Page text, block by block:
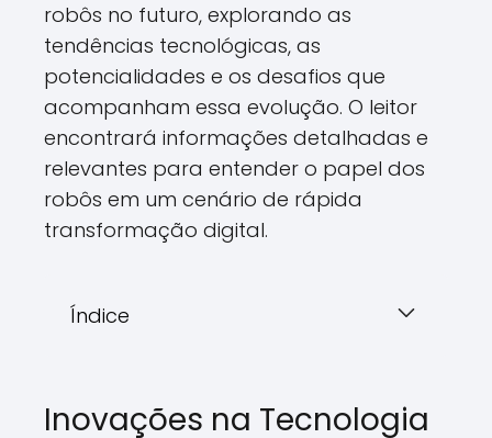
robôs no futuro, explorando as
tendências tecnológicas, as
potencialidades e os desafios que
acompanham essa evolução. O leitor
encontrará informações detalhadas e
relevantes para entender o papel dos
robôs em um cenário de rápida
transformação digital.
Índice
Inovações na Tecnologia